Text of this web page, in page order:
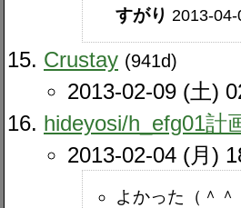
すがり 2013-
Crustay (941d)
2013-02-09 (土)
hideyosi​/h_efg01計
2013-02-04 (月)
よかった（＾＾